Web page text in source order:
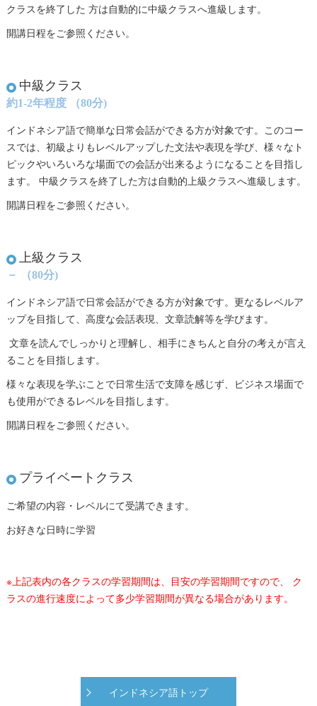
クラスを終了した 方は自動的に中級クラスへ進級します。
開講日程をご参照ください。
中級クラス
約1-2年程度 （80分)
インドネシア語で簡単な日常会話ができる方が対象です。このコー
スでは、初級よりもレベルアップした文法や表現を学び、様々なト
ピックやいろいろな場面での会話が出来るようになることを目指し
ます。 中級クラスを終了した方は自動的上級クラスへ進級します。
開講日程をご参照ください。
上級クラス
－ （80分)
インドネシア語で日常会話ができる方が対象です。更なるレベルア
ップを目指して、高度な会話表現、文章読解等を学びます。
文章を読んでしっかりと理解し、相手にきちんと自分の考えが言え
ることを目指します。
様々な表現を学ぶことで日常生活で支障を感じず、ビジネス場面で
も使用ができるレベルを目指します。
開講日程をご参照ください。
プライベートクラス
ご希望の内容・レベルにて受講できます。
お好きな日時に学習
※上記表内の各クラスの学習期間は、目安の学習期間ですので、 ク
ラスの進行速度によって多少学習期間が異なる場合があります。
インドネシア語トップ